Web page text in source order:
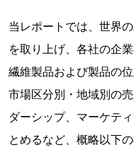
当レポートでは、世界
を取り上げ、各社の企
繊維製品および製品の
市場区分別・地域別の
ダーシップ、マーケテ
とめるなど、概略以下